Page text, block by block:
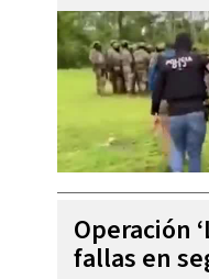
Operación
fallas en